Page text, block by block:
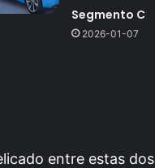
Segmento C
2026-01-07
entre estas dos